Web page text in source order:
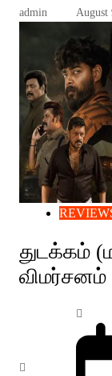
admin August
துடக்கம்
விமர்சனம்